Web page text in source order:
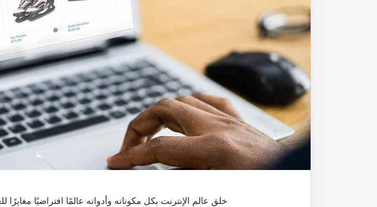
خلق عالم الإنترنت بكل مكوناته وأدواته عالمًا افتراضيًا مغايرًا